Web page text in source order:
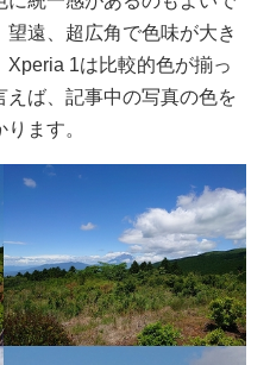
遠、超広角で色味が大き
Xperia 1は比較的色が揃っ
ば、記事中の写真の色を
ます。